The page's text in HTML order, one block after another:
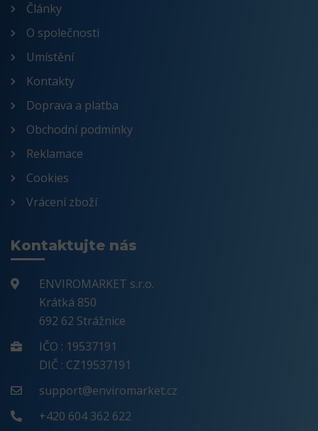
Články
O společnosti
Umístění
Kontakty
Doprava a platba
Obchodní podmínky
Reklamace
Cookies
Vrácení zboží
Kontaktujte nás
ENVIROMARKET s.r.o.
Krátká 850
692 62 Strážnice
IČO : 19537191
DIČ : CZ19537191
support@enviromarket.cz
+420 604 362 622